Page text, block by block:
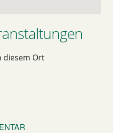
diesem Ort